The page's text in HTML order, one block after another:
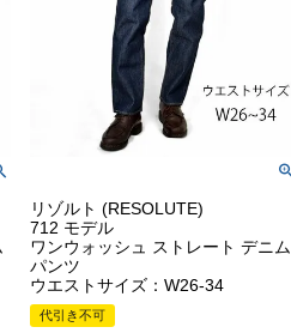
リゾルト (RESOLUTE)
712 モデル
ワンウォッシュ ストレート デニム
パンツ
ウエストサイズ：W26-34
代引き不可